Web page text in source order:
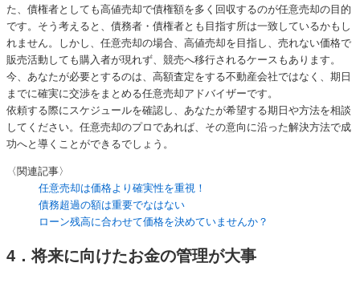
た、債権者としても高値売却で債権額を多く回収するのが任意売却の目的
です。そう考えると、債務者・債権者とも目指す所は一致しているかもし
れません。しかし、任意売却の場合、高値売却を目指し、売れない価格で
販売活動しても購入者が現れず、競売へ移行されるケースもあります。
今、あなたが必要とするのは、高額査定をする不動産会社ではなく、期日
までに確実に交渉をまとめる任意売却アドバイザーです。
依頼する際にスケジュールを確認し、あなたが希望する期日や方法を相談
してください。任意売却のプロであれば、その意向に沿った解決方法で成
功へと導くことができるでしょう。
〈関連記事〉
任意売却は価格より確実性を重視！
債務超過の額は重要でなはない
ローン残高に合わせて価格を決めていませんか？
4．将来に向けたお金の管理が大事